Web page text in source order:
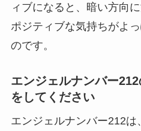
ィブになると、暗い方向
ポジティブな気持ちがよ
のです。
エンジェルナンバー
をしてください
エンジェルナンバー212